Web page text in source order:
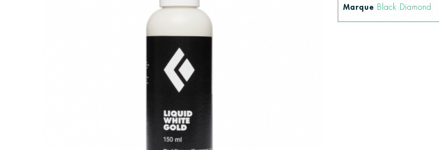
Marque Black Diamond